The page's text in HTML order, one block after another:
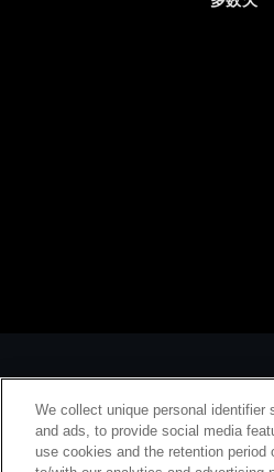
We collect unique personal
and ads, to provide social media
use cookies and the retention